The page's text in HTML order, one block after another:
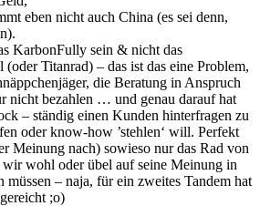
eben nicht auch China (es sei denn,
KarbonFully sein & nicht das
(oder Titanrad) – das ist das eine Problem,
die Beratung in Anspruch
nicht bezahlen … und genau darauf hat
– ständig einen Kunden hinterfragen zu
oder know-how ’stehlen‘ will. Perfekt
Meinung nach) sowieso nur das Rad von
wir wohl oder übel auf seine Meinung in
müssen – naja, für ein zweites Tandem hat
;o)